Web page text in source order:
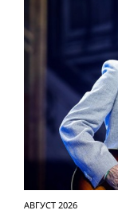
АВГУСТ 2026